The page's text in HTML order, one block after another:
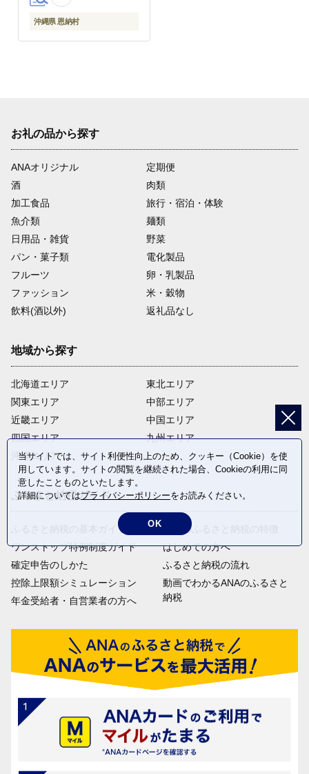
沖縄県 恩納村
お礼の品から探す
ANAオリジナル
定期便
酒
肉類
加工食品
旅行・宿泊・体験
魚介類
麺類
日用品・雑貨
野菜
パン・菓子類
電化製品
フルーツ
卵・乳製品
ファッション
米・穀物
飲料(酒以外)
返礼品なし
地域から探す
北海道エリア
関東エリア
近畿エリア
四国エリア
沖縄エリア
東北エリア
中部エリア
中国エリア
九州エリア
ふるさと納税ガイド
ふるさと納税の基本ガイド
ワンストップ特例制度ガイド
確定申告のしかた
控除上限額シミュレーション
年金受給者・自営業者の方へ
ANAのふるさと納税の特徴
はじめての方へ
ふるさと納税の流れ
動画でわかるANAのふるさと
納税
当サイトでは、サイト利便性向上のため、クッキー（Cookie）を使
用しています。サイトの閲覧を継続された場合、Cookieの利用に同
意したことものといたします。
詳細についてはプライバシーポリシーをお読みください。
OK